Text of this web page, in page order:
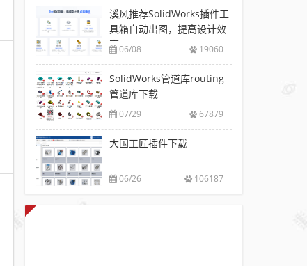
溪风推荐SolidWorks插件工
具箱自动出图，提高设计效
率06/08 19060
SolidWorks管道库routing
管道库下载
07/29 67879
大国工匠插件下载
06/26 106187